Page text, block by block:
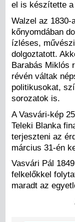
el is készítette
Walzel az
kőnyomdában
ízléses,
dolgoztatott.
Barabás Miklós
révén váltak
politikusokat,
sorozatok is.
A Vasvári-kép
Teleki Blanka
terjeszteni az
március 31-én
Vasvári Pál
felkelőkkel
maradt az